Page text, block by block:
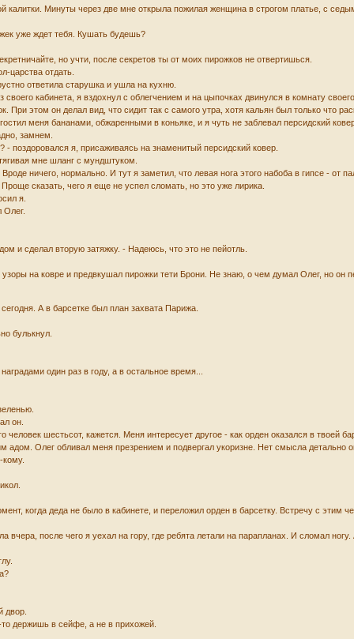
калитки. Минуты через две мне открыла пожилая женщина в строгом платье, с
уже ждет тебя. Кушать будешь?
но учти, после секретов ты от моих пирожков не отвертишься.
царства отдать.
ответила старушка и ушла на кухню.
кабинета, я вздохнул с облегчением и на цыпочках двинулся в комнату
При этом он делал вид, что сидит так с самого утра, хотя кальян был только что
меня бананами, обжаренными в коньяке, и я чуть не заблевал персидский
замнем.
поздоровался я, присаживаясь на знаменитый персидский ковер.
мне шланг с мундштуком.
ничего, нормально. И тут я заметил, что левая нога этого набоба в гипсе - от
сказать, чего я еще не успел сломать, но это уже лирика.
я.
Олег.
и сделал вторую затяжку. - Надеюсь, что это не пейотль.
на ковре и предвкушал пирожки тети Брони. Не знаю, о чем думал Олег, но он
А в барсетке был план захвата Парижа.
булькнул.
один раз в году, а в остальное время...
он.
человек шестьсот, кажется. Меня интересует другое - как орден оказался в твоей
Олег обливал меня презрением и подвергал укоризне. Нет смысла детально
когда деда не было в кабинете, и переложил орден в барсетку. Встречу с этим
вчера, после чего я уехал на гору, где ребята летали на парапланах. И сломал
двор.
держишь в сейфе, а не в прихожей.